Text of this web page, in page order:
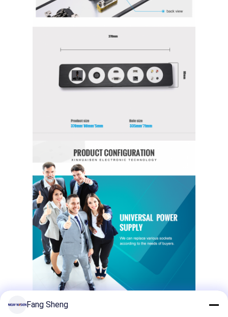
Σύστημα διασκέψεων
Επικαιροποιήστε την οθόνη.
Εμφανισμένη πρίζα γραφείου
Κουτί υποδομής τραπέζι συνεδριάσεων
Υδραυλική πρίζα
Στρίβουσα πρίζα
έξοδος δύναμης γραφείων
Τρακ Σόκετ
Δυναμική λωρίδα για τοποθέτηση σε τραπέζι
Fang Sheng